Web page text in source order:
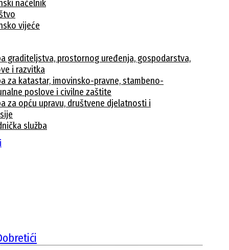
načelnik
vijeće
graditeljstva, prostornog uređenja, gospodarstva,
i razvitka
za katastar, imovinsko-pravne, stambeno-
poslove i civilne zaštite
za opću upravu, društvene djelatnosti i
služba